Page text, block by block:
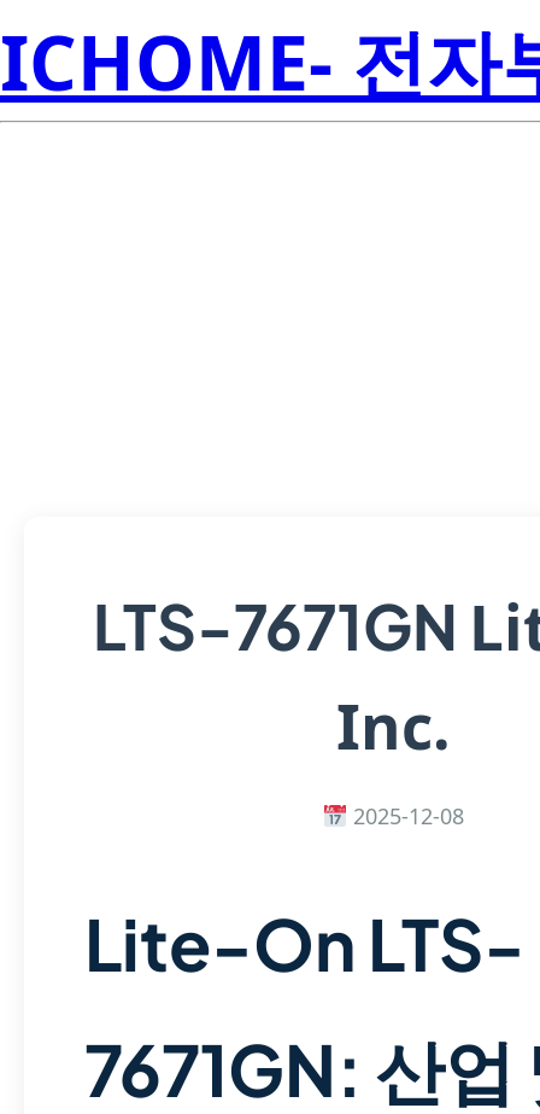
ICHOME- 전자
LTS-7671GN
Inc.
2025-12-08
Lite-On LTS-
7671GN: 산업